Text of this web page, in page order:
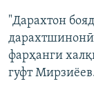
"Дарахтон
фарҳанги
гуфт